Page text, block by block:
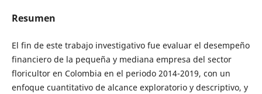
Resumen
El fin de este trabajo investigativo fue evaluar el desempeño
financiero de la pequeña y mediana empresa del sector
floricultor en Colombia en el periodo 2014-2019, con un
enfoque cuantitativo de alcance exploratorio y descriptivo, y